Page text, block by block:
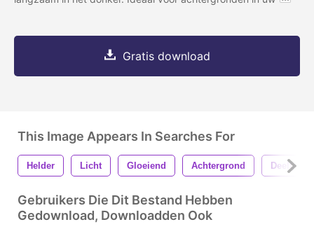
Gratis download
This Image Appears In Searches For
Helder Licht Gloeiend Achtergrond Deeltjes
Gebruikers Die Dit Bestand Hebben
Gedownload, Downloadden Ook